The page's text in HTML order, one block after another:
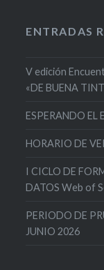
ENTRADAS
V edición
«DE BUENA
ESPERANDO EL
HORARIO DE
I CICLO DE
DATOS Web of
PERIODO DE
JUNIO 2026